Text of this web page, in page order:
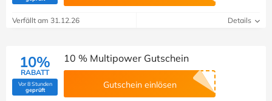
Verfällt am 31.12.26 Details
10%
RABATT
Vor 8 Stunden
geprüft(Von Savoo geprüft)
10 % Multipower Gutschein
Gutschein einlösen